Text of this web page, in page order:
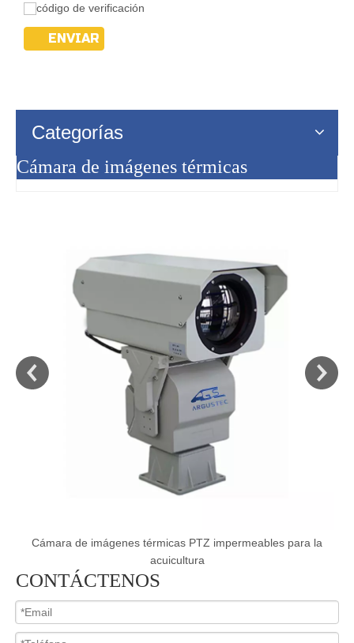
ENVIAR
Categorías
Cámara de imágenes térmicas
Cámara de imágenes térmicas PTZ impermeables para la
acuicultura
CONTÁCTENOS